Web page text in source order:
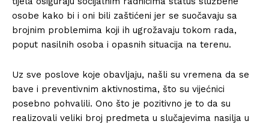
osobe kako bi i oni bili zaštićeni jer se suočavaju sa
brojnim problemima koji ih ugrožavaju tokom rada,
poput nasilnih osoba i opasnih situacija na terenu.
Uz sve poslove koje obavljaju, našli su vremena da se
bave i preventivnim aktivnostima, što su vijećnici
posebno pohvalili. Ono što je pozitivno je to da su
realizovali veliki broj predmeta u slučajevima nasilja u